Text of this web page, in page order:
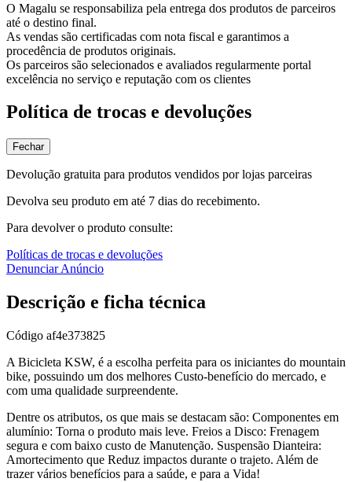
O Magalu se responsabiliza pela entrega dos produtos de parceiros
até o destino final.
As vendas são certificadas com nota fiscal e garantimos a
procedência de produtos originais.
Os parceiros são selecionados e avaliados regularmente portal
excelência no serviço e reputação com os clientes
Política de trocas e devoluções
Fechar
Devolução gratuita para produtos vendidos por lojas parceiras
Devolva seu produto em até 7 dias do recebimento.
Para devolver o produto consulte:
Políticas de trocas e devoluções
Denunciar Anúncio
Descrição e ficha técnica
Código af4e373825
A Bicicleta KSW, é a escolha perfeita para os iniciantes do mountain
bike, possuindo um dos melhores Custo-benefício do mercado, e
com uma qualidade surpreendente.
Dentre os atributos, os que mais se destacam são: Componentes em
alumínio: Torna o produto mais leve. Freios a Disco: Frenagem
segura e com baixo custo de Manutenção. Suspensão Dianteira:
Amortecimento que Reduz impactos durante o trajeto. Além de
trazer vários benefícios para a saúde, e para a Vida!